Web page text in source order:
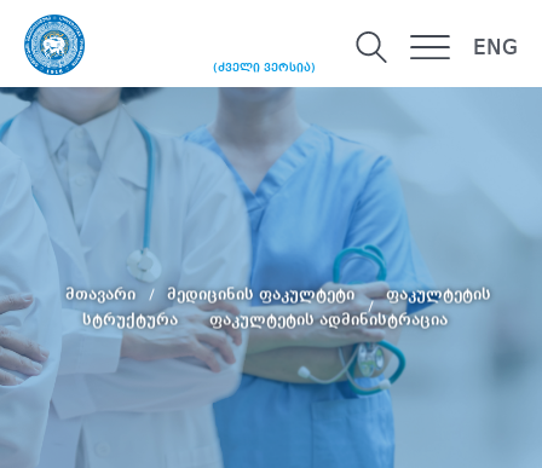
(ძველი ვერსია)
ENG
მთავარი მედიცინის ფაკულტეტი
ფაკულტეტის
სტრუქტურა
ფაკულტეტის ადმინისტრაცია